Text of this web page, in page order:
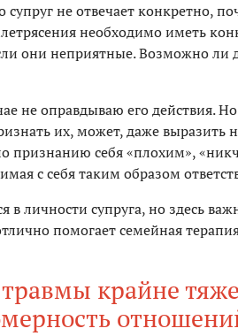
супруг не отвечает конкретно,
необходимо иметь
они неприятные. Возможно ли
не оправдываю его действия.
их, может, даже выразить
признанию себя «плохим»,
с себя таким образом
в личности супруга, но здесь
помогает семейная
крайне